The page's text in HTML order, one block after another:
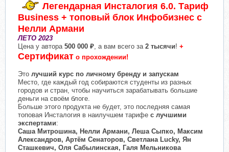
Легендарная Инсталогия 6.0. Тариф
Business + топовый блок Инфобизнес с
Нелли Армани
ЛЕТО 2023
Цена у автора 500 000 ₽ , а вам всего за 2 тысячи! +
Сертификат о прохождении!
Это лучший курс по личному бренду и запускам
Место, где каждый год собираются студенты из разных
городов и стран, чтобы научиться зарабатывать большие
деньги на своём блоге.
Больше этого продукта не будет, это последняя самая
топовая Инсталогия в наилучшем тарифе с лучшими
экспертами:
Саша Митрошина, Нелли Армани, Леша Сыпко, Максим
Александров, Артём Сенаторов, Светлана Lucky, Ян
Сташкевич, Оля Сабылинская, Галя Мельникова